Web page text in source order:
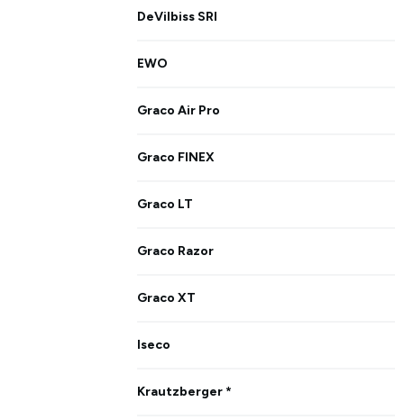
DeVilbiss SRI
EWO
Graco Air Pro
Graco FINEX
Graco LT
Graco Razor
Graco XT
Iseco
Krautzberger *